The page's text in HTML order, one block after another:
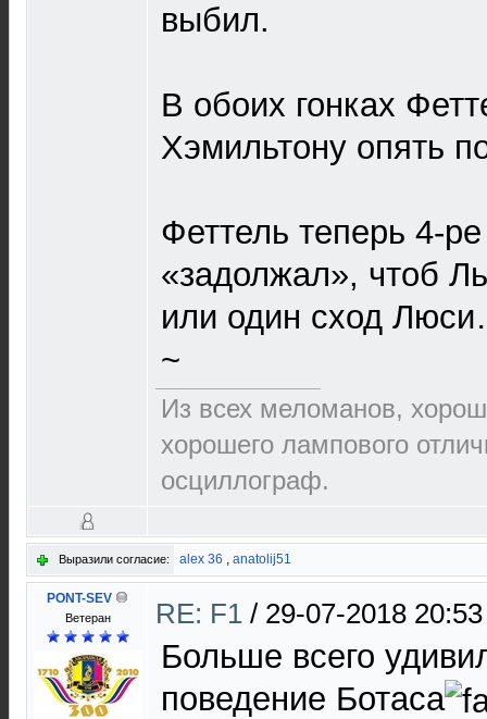
выбил.
В обоих гонках
Хэмильтону опять
Феттель теперь 4-
«задолжал», чтоб
или один сход
~
Из всех меломанов,
хорошего лампового
осциллограф.
Выразили согласие: alex 36 , anatolij51
PONT-SEV
Ветеран RE: F1 / 29-07-2018 20:53
Больше всего
поведение Ботаса